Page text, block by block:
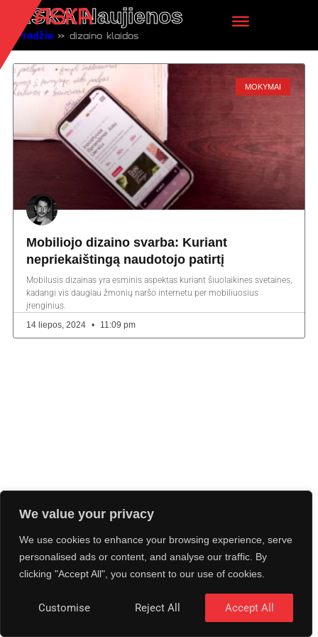
We value your privacy
We use cookies to enhance your browsing experience, serve
personalised ads or content, and analyse our traffic. By
clicking "Accept All", you consent to our use of cookies.
Customise Reject All Accept All
ASKA Naujienos
Pradžia»dizaino klaidos
MOKYMAI
Mobiliojo dizaino svarba: Kuriant
nepriekaištingą naudotojo patirtį
Mobilusis dizainas yra esminis aspektas kuriant šiuolaikines svetaines,
kadangi vis daugiau žmonių naršo internetu per mobiliuosius
įrenginius.
14 liepos, 2024
11:09 pm